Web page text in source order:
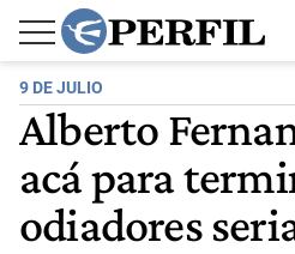
9 DE JULIO
Alberto
acá para
odiadores